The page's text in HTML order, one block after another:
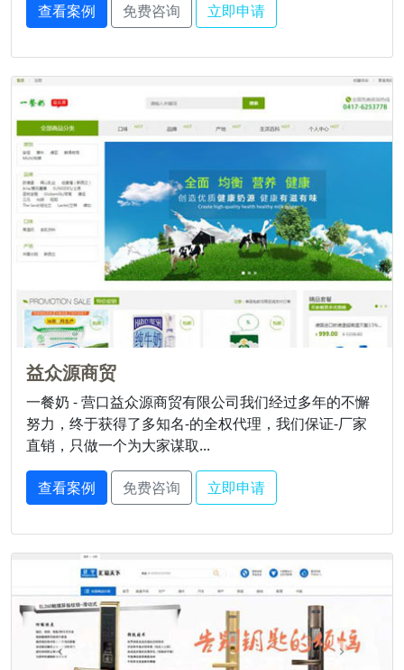
查看案例 免费咨询 立即申请
益众源商贸
一餐奶 - 营口益众源商贸有限公司我们经过多年的不懈
努力，终于获得了多知名-的全权代理，我们保证-厂家
直销，只做一个为大家谋取...
查看案例 免费咨询 立即申请